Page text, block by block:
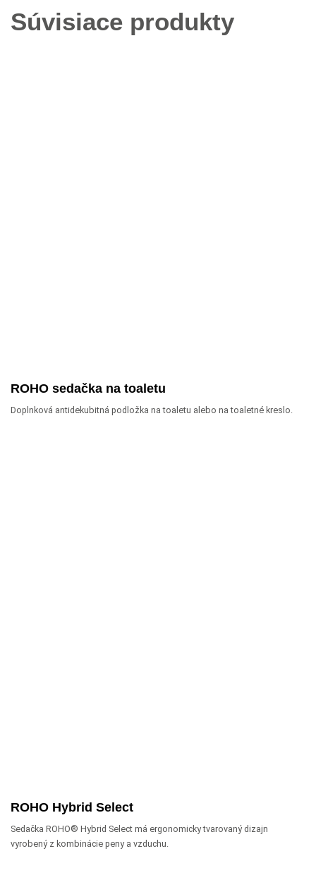
Súvisiace produkty
ROHO sedačka na toaletu
Doplnková antidekubitná podložka na toaletu alebo na toaletné kreslo.
ROHO Hybrid Select
Sedačka ROHO® Hybrid Select má ergonomicky tvarovaný dizajn
vyrobený z kombinácie peny a vzduchu.